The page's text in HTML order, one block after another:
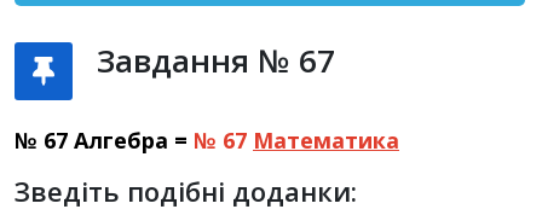
Завдання № 67
№ 67 Алгебра = № 67 Математика
Зведіть подібні доданки: